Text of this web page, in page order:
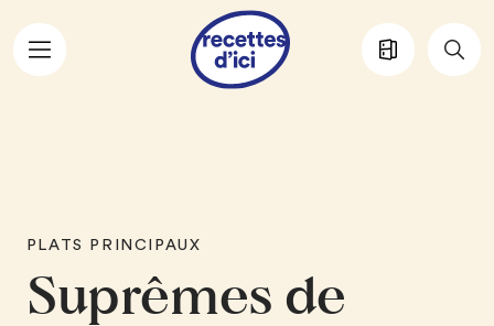
Aller au contenu principal
PLATS PRINCIPAUX
Suprêmes de